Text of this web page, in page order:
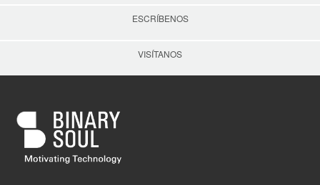
ESCRÍBENOS
VISÍTANOS